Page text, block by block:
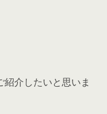
介したいと思いま